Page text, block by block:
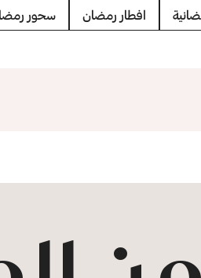
افطار رمضان سحور